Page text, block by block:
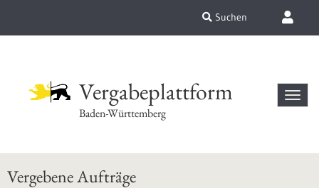
Suchen
Vergabeplattform
Baden-Württemberg
Vergebene Aufträge